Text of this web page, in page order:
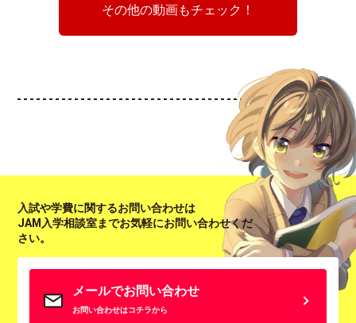
その他の動画もチェック！
入試や学費に関するお問い合わせは
JAM入学相談室までお気軽にお問い合わせくだ
さい。
メールでお問い合わせ
お問い合わせはコチラから